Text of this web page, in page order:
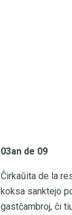
03an de 09
Ĉirkaŭita de la
koksa sanktejo
gastĉambroj, ĉi